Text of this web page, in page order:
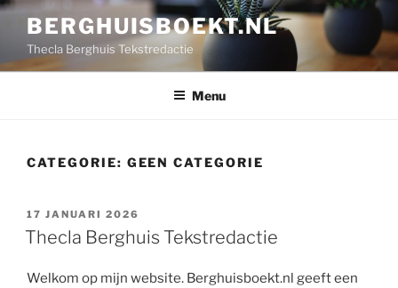
Ga
inhoud
BERGHUISBOEKT.NL
Thecla Berghuis Tekstredactie
Menu
CATEGORIE: GEEN CATEGORIE
GEPLAATST
OP
17 JANUARI 2026
Thecla Berghuis Tekstredactie
Welkom op mijn website. Berghuisboekt.nl geeft een